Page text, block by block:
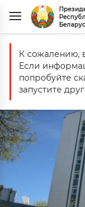
Главная
К сожалению,
Если
попробуйте
запустите